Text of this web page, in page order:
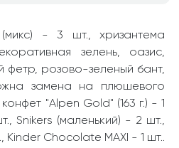
- 3 шт., хризантема
зелень, оазис,
фетр, розово-зеленый бант,
замена на плюшевого
"Alpen Gold" (163 г.) - 1
Snikers (маленький) - 2 шт.,
Kinder Chocolate MAXI - 1 шт..